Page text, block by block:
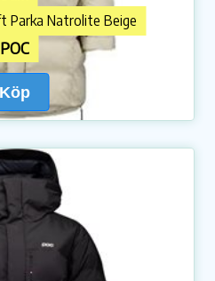
Parka Natrolite Beige
POC
Köp